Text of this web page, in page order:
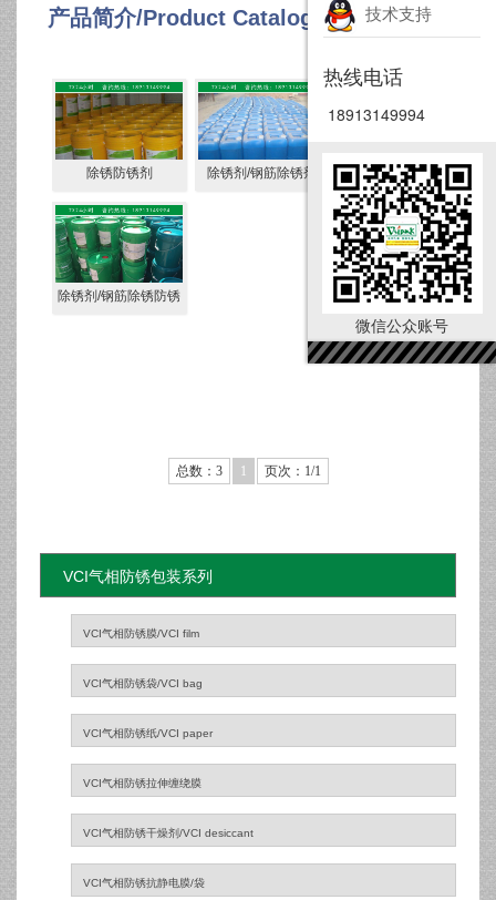
产品简介/Product Catalog
本品集“除油、去污、除锈、磷化、钝化、防锈”等多种…
除锈防锈剂
除锈剂/钢筋除锈剂
操作简单、使用方便。本品在常温常态下直接使用，无需…
除锈剂/钢筋除锈剂
通过SGS认证，符合RoHS指令要求
除锈剂/钢筋除锈防锈
总数：3 1 页次：1/1
VCI气相防锈包装系列
VCI气相防锈膜/VCI film
VCI气相防锈袋/VCI bag
VCI气相防锈纸/VCI paper
VCI气相防锈拉伸缠绕膜
VCI气相防锈干燥剂/VCI desiccant
VCI气相防锈抗静电膜/袋
技术支持
热线电话
18913149994
微信公众账号